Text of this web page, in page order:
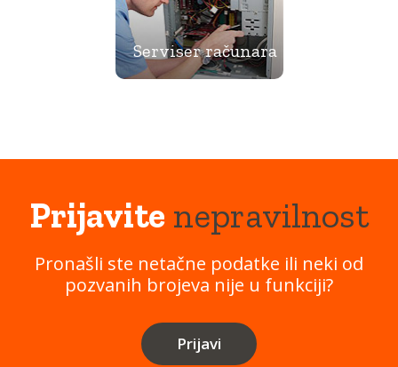
Serviser računara
Prijavitenepravilnost
Pronašli ste netačne podatke ili neki od
pozvanih brojeva nije u funkciji?
Prijavi